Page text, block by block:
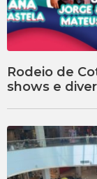
Rodeio de
shows e